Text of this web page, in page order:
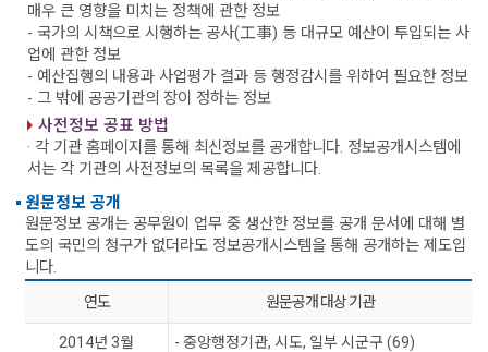
매우 큰 영향을 미치는 정책에 관한 정보
- 국가의 시책으로 시행하는 공사(工事) 등 대규모 예산이 투입되는 사
업에 관한 정보
- 예산집행의 내용과 사업평가 결과 등 행정감시를 위하여 필요한 정보
- 그 밖에 공공기관의 장이 정하는 정보
사전정보 공표 방법
· 각 기관 홈페이지를 통해 최신정보를 공개합니다. 정보공개시스템에
서는 각 기관의 사전정보의 목록을 제공합니다.
원문정보 공개
원문정보 공개는 공무원이 업무 중 생산한 정보를 공개 문서에 대해 별
도의 국민의 청구가 없더라도 정보공개시스템을 통해 공개하는 제도입
니다.
연도 원문공개 대상 기관
2014년 3월 - 중앙행정기관, 시도, 일부 시군구 (69)